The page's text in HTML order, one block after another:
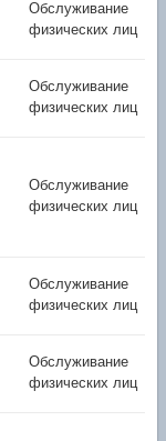
Обслуживание
физических лиц
Обслуживание
физических лиц
Обслуживание
физических лиц
Обслуживание
физических лиц
Обслуживание
физических лиц